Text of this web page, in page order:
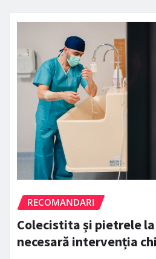
RECOMANDARI
Colecistita și pietrele
necesară intervenția